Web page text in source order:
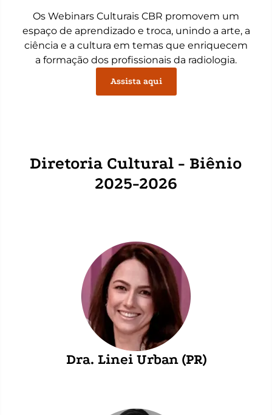
Os Webinars Culturais CBR promovem um
espaço de aprendizado e troca, unindo a arte, a
ciência e a cultura em temas que enriquecem
a formação dos profissionais da radiologia.
Assista aqui
Diretoria Cultural - Biênio
2025-2026
Dra. Linei Urban (PR)